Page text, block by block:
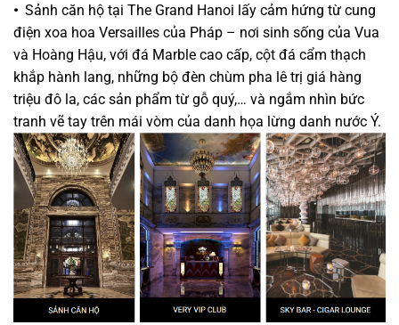
• Sảnh căn hộ tại The Grand Hanoi lấy cảm hứng từ cung
điện xoa hoa Versailles của Pháp – nơi sinh sống của Vua
và Hoàng Hậu, với đá Marble cao cấp, cột đá cẩm thạch
khắp hành lang, những bộ đèn chùm pha lê trị giá hàng
triệu đô la, các sản phẩm từ gỗ quý,… và ngắm nhìn bức
tranh vẽ tay trên mái vòm của danh họa lừng danh nước Ý.